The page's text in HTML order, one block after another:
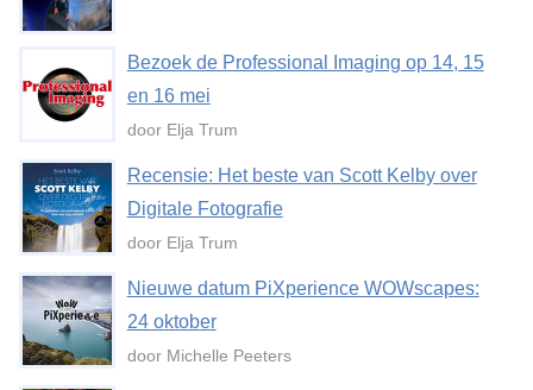
Bezoek de Professional Imaging op 14, 15
en 16 mei
door Elja Trum
Recensie: Het beste van Scott Kelby over
Digitale Fotografie
door Elja Trum
Nieuwe datum PiXperience WOWscapes:
24 oktober
door Michelle Peeters